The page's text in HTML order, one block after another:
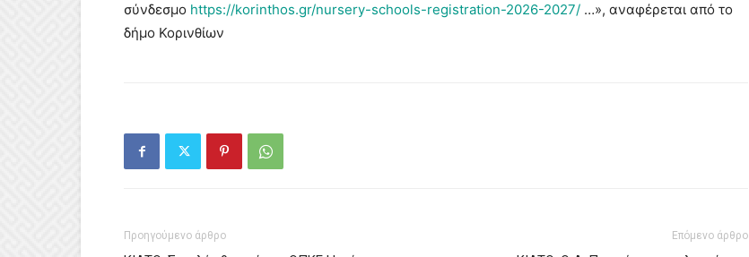
σύνδεσμο https://korinthos.gr/nursery-schools-registration-2026-2027/ …», αναφέρεται από το
δήμο Κορινθίων
Προηγούμενο άρθρο Επόμενο άρθρο